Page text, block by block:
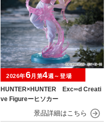
HUNTER×HUNTER Exc∞d Creati
ve Figureーヒソカー
2026年6月第4週～登場